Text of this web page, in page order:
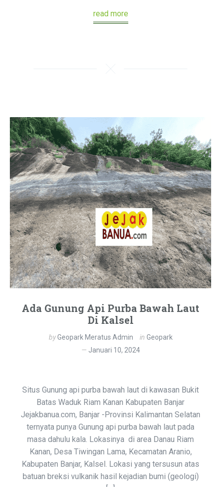
read more
Ada Gunung Api Purba Bawah Laut
Di Kalsel
byGeopark Meratus Admin in Geopark
Januari 10, 2024
Situs Gunung api purba bawah laut di kawasan Bukit
Batas Waduk Riam Kanan Kabupaten Banjar
Jejakbanua.com, Banjar -Provinsi Kalimantan Selatan
ternyata punya Gunung api purba bawah laut pada
masa dahulu kala. Lokasinya di area Danau Riam
Kanan, Desa Tiwingan Lama, Kecamatan Aranio,
Kabupaten Banjar, Kalsel. Lokasi yang tersusun atas
batuan breksi vulkanik hasil kejadian bumi (geologi)